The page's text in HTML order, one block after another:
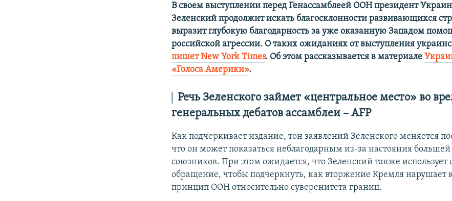
В своем выступлении перед Генассамблеей ООН президент
Зеленский продолжит искать благосклонности развивающихся
выразит глубокую благодарность за уже оказанную Западом
российской агрессии. О таких ожиданиях от выступления
пишет New York Times. Об этом рассказывается в материале
«Голоса Америки».
Речь Зеленского займет «центральное место» во
генеральных дебатов ассамблеи – AFP
Как подчеркивает издание, тон заявлений Зеленского меняется
что он может показаться неблагодарным из-за настояния
союзников. При этом ожидается, что Зеленский также использует
обращение, чтобы подчеркнуть, как вторжение Кремля нарушает
принцип ООН относительно суверенитета границ.